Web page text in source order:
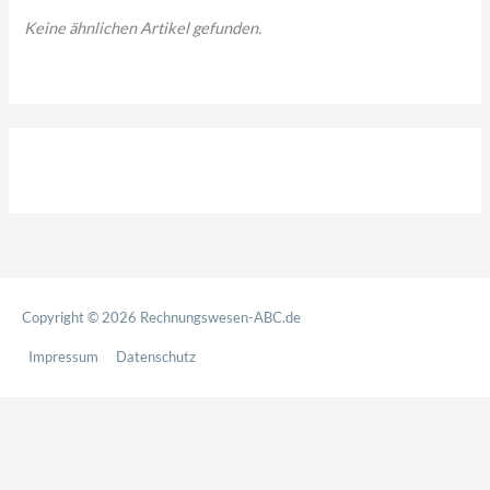
h
Keine ähnlichen Artikel gefunden.
Copyright © 2026 Rechnungswesen-ABC.de
Impressum Datenschutz